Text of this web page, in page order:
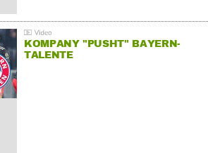
KOMPANY "PUSHT" BAYERN-
TALENTE